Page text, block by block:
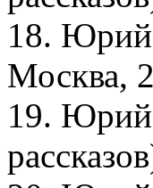
18.
Москва,
19. Юрий